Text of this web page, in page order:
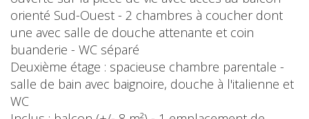
orienté Sud-Ouest - 2 chambres à coucher dont
une avec salle de douche attenante et coin
buanderie - WC séparé
Deuxième étage : spacieuse chambre parentale -
salle de bain avec baignoire, douche à l'italienne et
WC